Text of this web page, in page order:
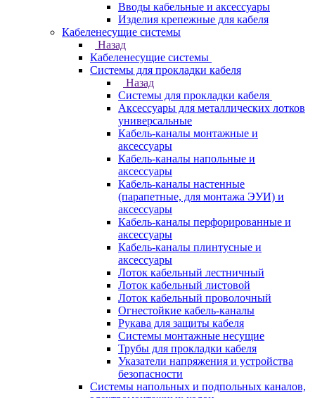
Вводы кабельные и аксессуары
Изделия крепежные для кабеля
Кабеленесущие системы
Назад
Кабеленесущие системы
Системы для прокладки кабеля
Назад
Системы для прокладки кабеля
Аксессуары для металлических лотков
универсальные
Кабель-каналы монтажные и
аксессуары
Кабель-каналы напольные и
аксессуары
Кабель-каналы настенные
(парапетные, для монтажа ЭУИ) и
аксессуары
Кабель-каналы перфорированные и
аксессуары
Кабель-каналы плинтусные и
аксессуары
Лоток кабельный лестничный
Лоток кабельный листовой
Лоток кабельный проволочный
Огнестойкие кабель-каналы
Рукава для защиты кабеля
Системы монтажные несущие
Трубы для прокладки кабеля
Указатели напряжения и устройства
безопасности
Системы напольных и подпольных каналов,